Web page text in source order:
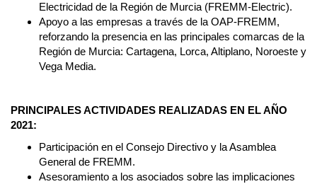
Electricidad de la Región de Murcia (FREMM-Electric).
Apoyo a las empresas a través de la OAP-FREMM,
reforzando la presencia en las principales comarcas de la
Región de Murcia: Cartagena, Lorca, Altiplano, Noroeste y
Vega Media.
PRINCIPALES ACTIVIDADES REALIZADAS EN EL AÑO
2021:
Participación en el Consejo Directivo y la Asamblea
General de FREMM.
Asesoramiento a los asociados sobre las implicaciones